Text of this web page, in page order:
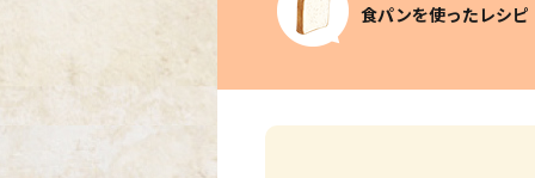
食パンを使ったレシピ